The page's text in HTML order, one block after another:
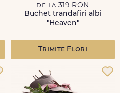
de la 319 RON
Buchet trandafiri albi
"Heaven"
Trimite Flori